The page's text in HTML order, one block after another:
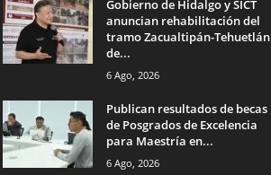
Gobierno de Hidalgo y SICT
anuncian rehabilitación del
tramo Zacualtipán-Tehuetlán
de...
6 Ago, 2026
Publican resultados de becas
de Posgrados de Excelencia
para Maestría en...
6 Ago, 2026